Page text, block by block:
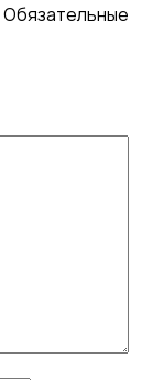
Обязательные